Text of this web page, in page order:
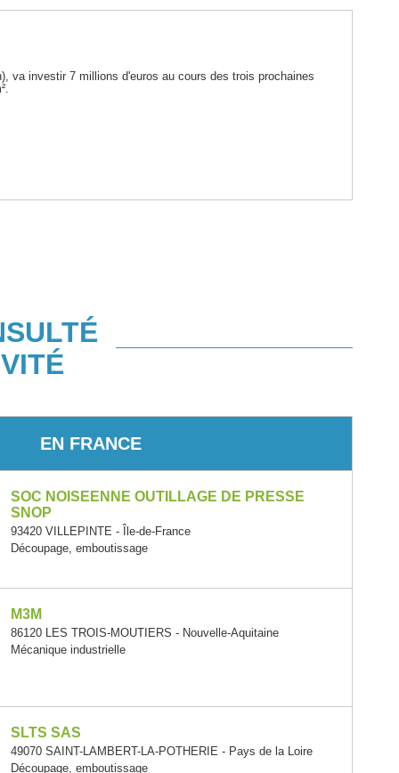
va investir 7 millions d'euros au cours des trois prochaines
EN FRANCE
SOC NOISEENNE OUTILLAGE DE PRESSE
SNOP
93420 VILLEPINTE - Île-de-France
Découpage, emboutissage
M3M
86120 LES TROIS-MOUTIERS - Nouvelle-Aquitaine
Mécanique industrielle
SLTS SAS
49070 SAINT-LAMBERT-LA-POTHERIE - Pays de la Loire
Découpage, emboutissage